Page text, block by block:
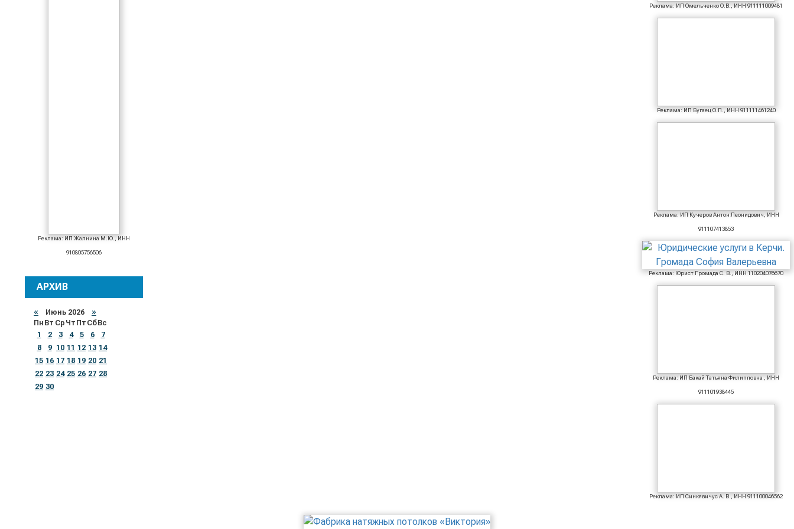
Реклама: ИП Жалнина М.Ю., ИНН
910805756506
АРХИВ
« Июнь 2026 »
Пн Вт Ср Чт Пт Сб Вс
1
2 3 4 5 6
7
8
9 10 11 12 13 14
15 16 17 18 19 20 21
22 23 24 25 26 27 28
29 30
Реклама: ИП Омельченко О.В., ИНН 911111009481
Реклама: ИП Бугаец О.П., ИНН 911111461240
Реклама: ИП Кучеров Антон Леонидович, ИНН
911107413853
Реклама: Юрист Громада С. В., ИНН 110204076670
Реклама: ИП Бакай Татьяна Филипповна , ИНН
911101938445
Реклама: ИП Синкявичус А. В., ИНН 911100046562